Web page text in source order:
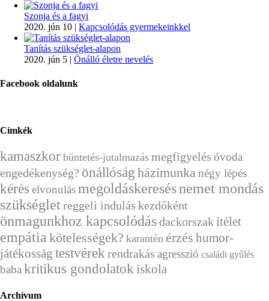
Szonja és a fagyi
2020. jún 10 | Kapcsolódás gyermekeinkkel
Tanítás szükséglet-alapon
2020. jún 5 | Önálló életre nevelés
Facebook oldalunk
Címkék
kamaszkor büntetés-jutalmazás megfigyelés óvoda
engedékenység? önállóság házimunkanégy lépés
kérés elvonulásmegoldáskeresésnemet mondás
szükségletreggeli indulás kezdőként
önmagunkhoz kapcsolódásdackorszakítélet
empátia kötelességek? karantén érzés humor-
játékosság testvérekrendrakás agresszió családi gyűlés
babakritikus gondolatokiskola
Archívum